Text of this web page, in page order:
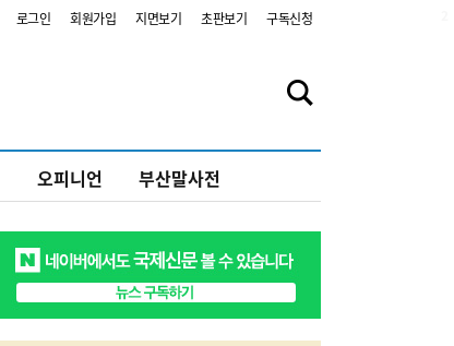
로그인 회원가입 지면보기 초판보기 구독신청
오피니언 부산말사전